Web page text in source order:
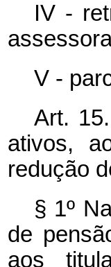
IV -
V -
Art.
ativos,
redução
§ 1º
de
aos